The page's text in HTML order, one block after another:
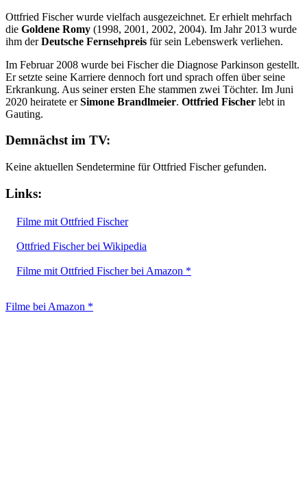
Ottfried Fischer wurde vielfach ausgezeichnet. Er erhielt mehrfach
die Goldene Romy (1998, 2001, 2002, 2004). Im Jahr 2013 wurde
ihm derDeutsche Fernsehpreis für sein Lebenswerk verliehen.
Im Februar 2008 wurde bei Fischer die Diagnose Parkinson gestellt.
Er setzte seine Karriere dennoch fort und sprach offen über seine
Erkrankung. Aus seiner ersten Ehe stammen zwei Töchter. Im Juni
2020 heiratete erSimone Brandlmeier. Ottfried Fischer lebt in
Gauting.
Demnächst im TV:
Keine aktuellen Sendetermine für Ottfried Fischer gefunden.
Links:
Filme mit Ottfried Fischer
Ottfried Fischer bei Wikipedia
Filme mit Ottfried Fischer bei Amazon *
Filme bei Amazon *